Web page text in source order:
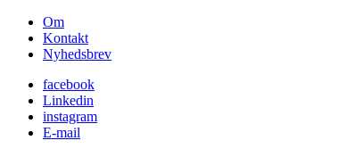
Om
Kontakt
Nyhedsbrev
facebook
Linkedin
instagram
E-mail